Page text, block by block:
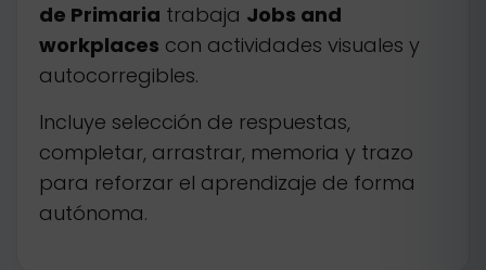
de Primaria trabaja Jobs and
workplaces con actividades visuales y
autocorregibles.
Incluye selección de respuestas,
completar, arrastrar, memoria y trazo
para reforzar el aprendizaje de forma
autónoma.